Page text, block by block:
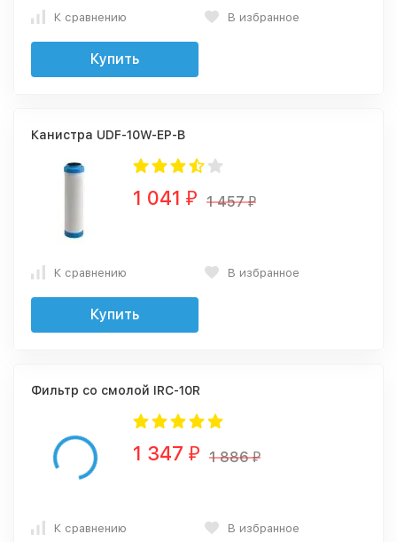
К сравнению В избранное
Купить
Канистра UDF-10W-EP-B
1 041 ₽ 1 457₽
К сравнению В избранное
Купить
Фильтр со смолой IRC-10R
1 347 ₽ 1 886₽
К сравнению В избранное